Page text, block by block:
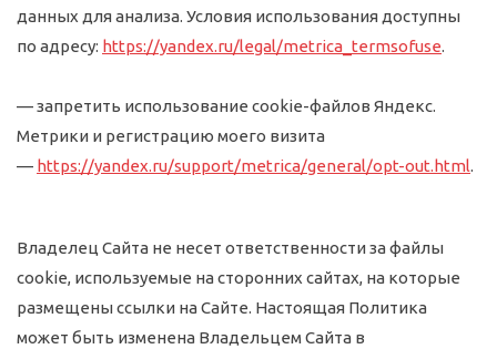
данных для анализа. Условия использования доступны
по адресу: https://yandex.ru/legal/metrica_termsofuse.
— запретить использование cookie-файлов Яндекс.
Метрики и регистрацию моего визита
— https://yandex.ru/support/metrica/general/opt-out.html.
Владелец Сайта не несет ответственности за файлы
cookie, используемые на сторонних сайтах, на которые
размещены ссылки на Сайте. Настоящая Политика
может быть изменена Владельцем Сайта в